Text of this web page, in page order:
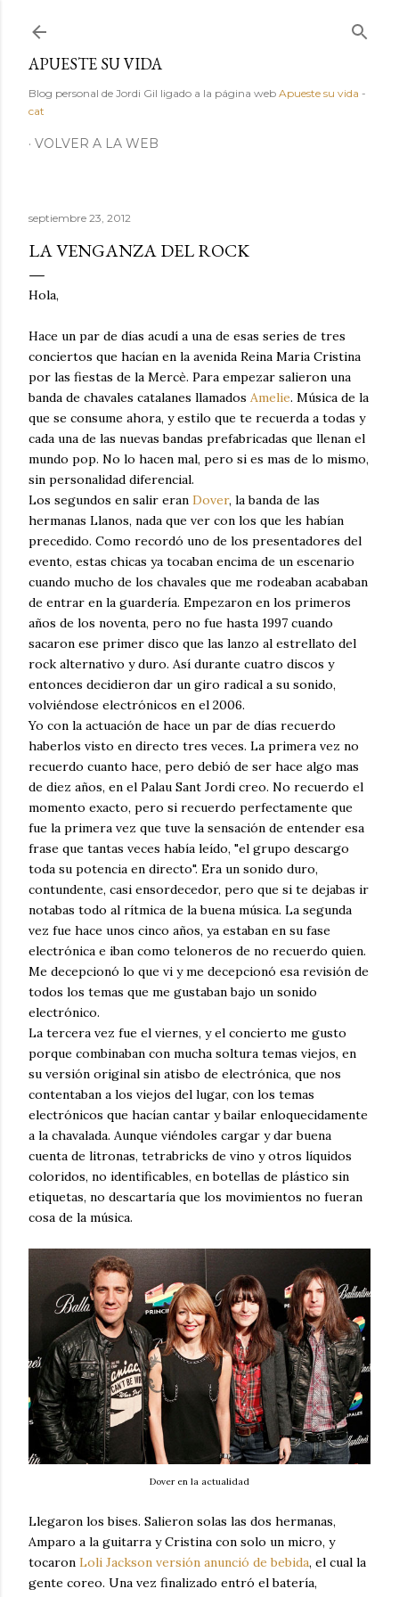
APUESTE SU VIDA
Blog personal de Jordi Gil ligado a la página web Apueste su vida -
cat
VOLVER A LA WEB
septiembre 23, 2012
LA VENGANZA DEL ROCK
Hola,
Hace un par de días acudí a una de esas series de tres
conciertos que hacían en la avenida Reina Maria Cristina
por las fiestas de la Mercè. Para empezar salieron una
banda de chavales catalanes llamados Amelie. Música de la
que se consume ahora, y estilo que te recuerda a todas y
cada una de las nuevas bandas prefabricadas que llenan el
mundo pop. No lo hacen mal, pero si es mas de lo mismo,
sin personalidad diferencial.
Los segundos en salir eran Dover, la banda de las
hermanas Llanos, nada que ver con los que les habían
precedido. Como recordó uno de los presentadores del
evento, estas chicas ya tocaban encima de un escenario
cuando mucho de los chavales que me rodeaban acababan
de entrar en la guardería. Empezaron en los primeros
años de los noventa, pero no fue hasta 1997 cuando
sacaron ese primer disco que las lanzo al estrellato del
rock alternativo y duro. Así durante cuatro discos y
entonces decidieron dar un giro radical a su sonido,
volviéndose electrónicos en el 2006.
Yo con la actuación de hace un par de días recuerdo
haberlos visto en directo tres veces. La primera vez no
recuerdo cuanto hace, pero debió de ser hace algo mas
de diez años, en el Palau Sant Jordi creo. No recuerdo el
momento exacto, pero si recuerdo perfectamente que
fue la primera vez que tuve la sensación de entender esa
frase que tantas veces había leído, "el grupo descargo
toda su potencia en directo". Era un sonido duro,
contundente, casi ensordecedor, pero que si te dejabas ir
notabas todo al rítmica de la buena música. La segunda
vez fue hace unos cinco años, ya estaban en su fase
electrónica e iban como teloneros de no recuerdo quien.
Me decepcionó lo que vi y me decepcionó esa revisión de
todos los temas que me gustaban bajo un sonido
electrónico.
La tercera vez fue el viernes, y el concierto me gusto
porque combinaban con mucha soltura temas viejos, en
su versión original sin atisbo de electrónica, que nos
contentaban a los viejos del lugar, con los temas
electrónicos que hacían cantar y bailar enloquecidamente
a la chavalada. Aunque viéndoles cargar y dar buena
cuenta de litronas, tetrabricks de vino y otros líquidos
coloridos, no identificables, en botellas de plástico sin
etiquetas, no descartaría que los movimientos no fueran
cosa de la música.
Dover en la actualidad
Llegaron los bises. Salieron solas las dos hermanas,
Amparo a la guitarra y Cristina con solo un micro, y
tocaron Loli Jackson versión anunció de bebida, el cual la
gente coreo. Una vez finalizado entró el batería,